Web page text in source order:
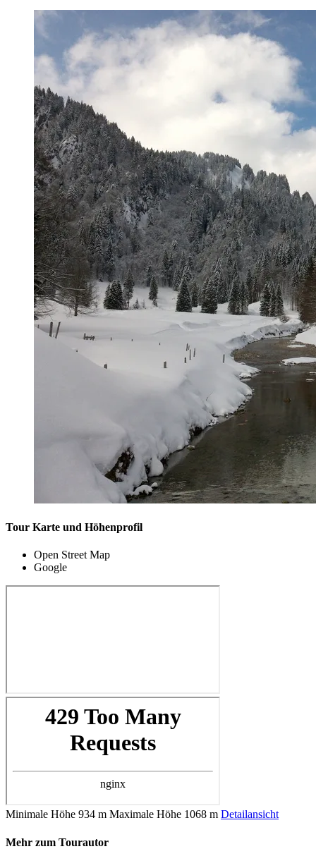
Tour Karte und Höhenprofil
Open Street Map
Google
Minimale Höhe 934 m Maximale Höhe 1068 m Detailansicht
Mehr zum Tourautor